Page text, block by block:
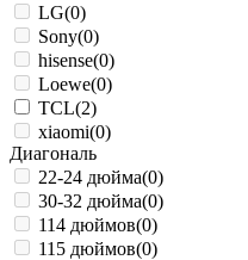
LG(0)
Sony(0)
hisense(0)
Loewe(0)
TCL(2)
xiaomi(0)
Диагональ
22-24 дюйма(0)
30-32 дюйма(0)
114 дюймов(0)
115 дюймов(0)